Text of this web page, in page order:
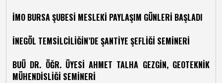
İMO BURSA ŞUBESİ MESLEKİ PAYLAŞIM GÜNLERİ BAŞLADI
İNEGÖL TEMSİLCİLİĞİN’DE ŞANTİYE ŞEFLİĞİ SEMİNERİ
BUÜ DR. ÖĞR. ÜYESİ AHMET TALHA GEZGİN, GEOTEKNİK
MÜHENDİSLİĞİ SEMİNERİ